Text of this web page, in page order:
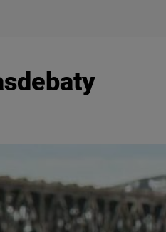
CIEKAWOSTKI
TVN24 УКРАЇНСЬКОЮ
МОВОЮ